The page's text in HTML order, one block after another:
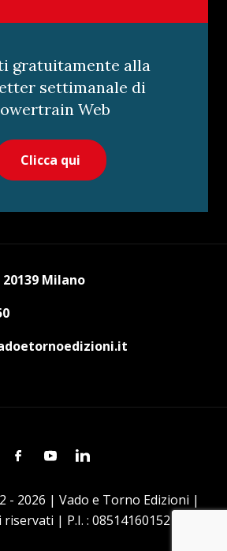
gratuitamente alla
settimanale di
Web
Clicca qui
Milano
FacebookYoutubeLinkedin
- 2026 | Vado e Torno Edizioni |
| P.I. : 08514160152